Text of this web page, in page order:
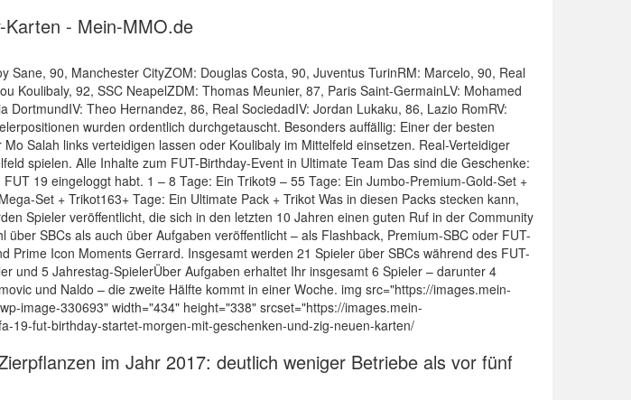
Karten - Mein-MMO.de
90, Manchester CityZOM: Douglas Costa, 90, Juventus TurinRM: Marcelo, 90, Real
Koulibaly, 92, SSC NeapelZDM: Thomas Meunier, 87, Paris Saint-GermainLV: Mohamed
Theo Hernandez, 86, Real SociedadIV: Jordan Lukaku, 86, Lazio RomRV:
wurden ordentlich durchgetauscht. Besonders auffällig: Einer der besten
Salah links verteidigen lassen oder Koulibaly im Mittelfeld einsetzen. Real-Verteidiger
spielen. Alle Inhalte zum FUT-Birthday-Event in Ultimate Team Das sind die Geschenke:
19 eingeloggt habt. 1 – 8 Tage: Ein Trikot9 – 55 Tage: Ein Jumbo-Premium-Gold-Set +
Set + Trikot163+ Tage: Ein Ultimate Pack + Trikot Was in diesen Packs stecken kann,
Spieler veröffentlicht, die sich in den letzten 10 Jahren einen guten Ruf in der Community
SBCs als auch über Aufgaben veröffentlicht – als Flashback, Premium-SBC oder FUT-
Icon Moments Gerrard. Insgesamt werden 21 Spieler über SBCs während des FUT-
und 5 Jahrestag-SpielerÜber Aufgaben erhaltet Ihr insgesamt 6 Spieler – darunter 4
und Naldo – die zweite Hälfte kommt in einer Woche. img src="https://images.mein-
image-330693" width="434" height="338" srcset="https://images.mein-
19-fut-birthday-startet-morgen-mit-geschenken-und-zig-neuen-karten/
im Jahr 2017: deutlich weniger Betriebe als vor fünf